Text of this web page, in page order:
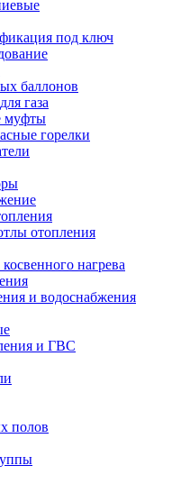
под ключ
баллонов
газа
муфты
горелки
отопления
нагрева
и водоснабжения
и ГВС
полов